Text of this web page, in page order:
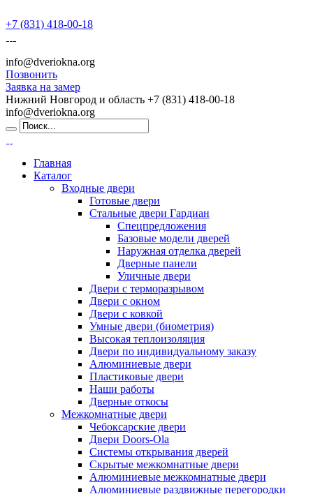
+7 (831) 418-00-18
info@dveriokna.org
Позвонить
Заявка на замер
Нижний Новгород и область +7 (831) 418-00-18
info@dveriokna.org
Главная
Каталог
Входные двери
Готовые двери
Стальные двери Гардиан
Спецпредложения
Базовые модели дверей
Наружная отделка дверей
Дверные панели
Уличные двери
Двери с терморазрывом
Двери с окном
Двери с ковкой
Умные двери (биометрия)
Высокая теплоизоляция
Двери по индивидуальному заказу
Алюминиевые двери
Пластиковые двери
Наши работы
Дверные откосы
Межкомнатные двери
Чебоксарские двери
Двери Doors-Ola
Системы открывания дверей
Скрытые межкомнатные двери
Алюминиевые межкомнатные двери
Алюминиевые раздвижные перегородки